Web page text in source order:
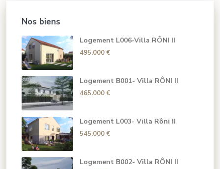
Nos biens
Logement L006-Villa RÔNI II
495.000 €
Logement B001- Villa RÔNI II
465.000 €
Logement L003- Villa Rôni II
545.000 €
Logement B002- Villa RÔNI II